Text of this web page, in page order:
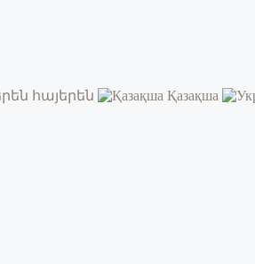
հայերեն Қазақша